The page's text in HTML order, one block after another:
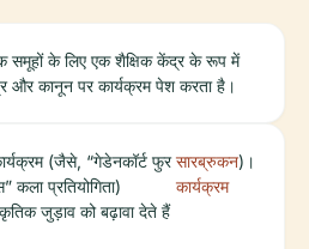
समूहों के लिए एक शैक्षिक केंद्र के रूप में
और कानून पर कार्यक्रम पेश करता है।
(जैसे, “गेडेनकॉर्ट फुर
कला प्रतियोगिता)
जुड़ाव को बढ़ावा देते हैं
सारब्रुकन
कार्यक्रम
)।